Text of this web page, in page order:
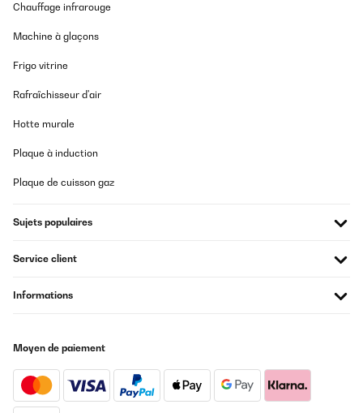
Chauffage infrarouge
Machine à glaçons
Frigo vitrine
Rafraîchisseur d'air
Hotte murale
Plaque à induction
Plaque de cuisson gaz
Sujets populaires
Service client
Informations
Moyen de paiement